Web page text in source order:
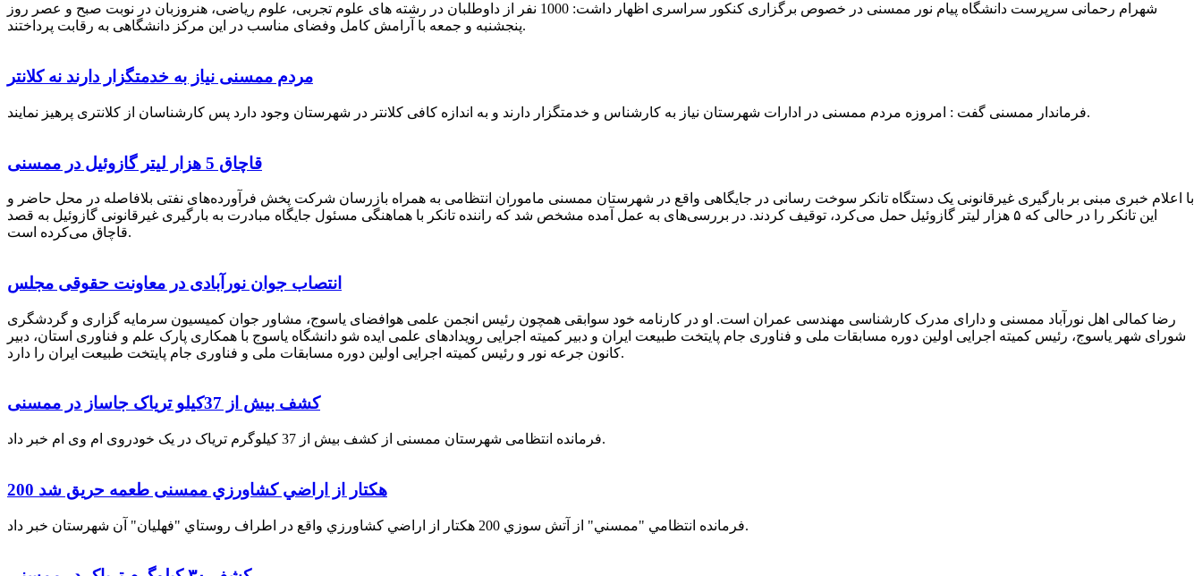
شهرام رحمانی سرپرست دانشگاه پیام نور ممسنی در خصوص برگزاری کنکور سراسری اظهار داشت: 1000 نفر از داوطلبان در رشته های علوم تجربی، علوم ریاضی، هنروزبان در نوبت صبح و عصر روز
پنجشنبه و جمعه با آرامش کامل وفضای مناسب در این مرکز دانشگاهی به رقابت پرداختند.
مردم ممسنی نیاز به خدمتگزار دارند نه کلانتر
فرماندار ممسنی گفت : امروزه مردم ممسنی در ادارات شهرستان نیاز به کارشناس و خدمتگزار دارند و به اندازه کافی کلانتر در شهرستان وجود دارد پس کارشناسان از کلانتری پرهیز نمایند.
قاچاق 5 هزار لیتر گازوئیل در ممسنی
با اعلام خبری مبنی بر بارگیری غیرقانونی یک دستگاه تانکر سوخت رسانی در جایگاهی واقع در شهرستان ممسنی ماموران انتظامی به همراه بازرسان شرکت پخش فرآورده‌های نفتی بلافاصله در محل حاضر و
این تانکر را در حالی که ۵ هزار لیتر گازوئیل حمل می‌کرد، توقیف کردند. در بررسی‌های به عمل آمده مشخص شد که راننده تانکر با هماهنگی مسئول جایگاه مبادرت به بارگیری غیرقانونی گازوئیل به قصد
قاچاق می‌کرده است.
انتصاب جوان نورآبادی در معاونت حقوقی مجلس
رضا کمالی اهل نورآباد ممسنی و دارای مدرک کارشناسی مهندسی عمران است. او در کارنامه خود سوابقی همچون رئیس انجمن علمی هوافضای یاسوج، مشاور جوان کمیسیون سرمایه گزاری و گردشگری
شورای شهر یاسوج، رئیس کمیته اجرایی اولین دوره مسابقات ملی و فناوری جام پایتخت طبیعت ایران و دبیر کمیته اجرایی رویدادهای علمی ایده شو دانشگاه یاسوج با همکاری پارک علم و فناوری استان، دبیر
کانون جرعه نور و رئیس کمیته اجرایی اولین دوره مسابقات ملی و فناوری جام پایتخت طبیعت ایران را دارد.
کشف بیش از 37کیلو تریاک جاساز در ممسنی
فرمانده انتظامی شهرستان ممسنی از کشف بیش از 37 کیلوگرم تریاک در یک خودروی ام وی ام خبر داد.
200 هكتار از اراضي كشاورزي ممسنی طعمه حریق شد
فرمانده انتظامي "ممسني" از آتش سوزي 200 هكتار از اراضي كشاورزي واقع در اطراف روستاي "فهلیان" آن شهرستان خبر داد.